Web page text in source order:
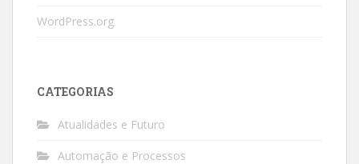
WordPress.org
CATEGORIAS
Atualidades e Futuro
Automação e Processos